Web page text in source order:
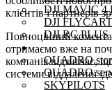
DJI MAVIC 4
DJI
DJI RC PLUS
Проєкти
SKYPILOTS
клієнтів і партнерів
Повноцінний
отримаємо вже на
компанія відзначає,
системи віддаленої